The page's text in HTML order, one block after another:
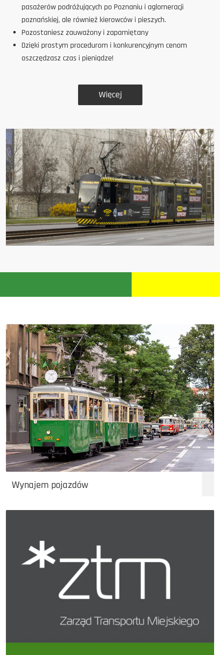
pasażerów podróżujących po Poznaniu i aglomeracji
poznańskiej, ale również kierowców i pieszych.
Pozostaniesz zauważony i zapamiętany
Dzięki prostym procedurom i konkurencyjnym cenom
oszczędzasz czas i pieniądze!
Więcej
Wynajem pojazdów